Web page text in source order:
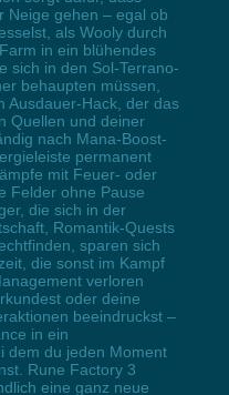
Neige gehen – egal ob
als Wooly durch
in ein blühendes
sich in den Sol-Terrano-
behaupten müssen,
Ausdauer-Hack, der das
Quellen und deiner
nach Mana-Boost-
permanent
mit Feuer- oder
Felder ohne Pause
die sich in der
Romantik-Quests
sparen sich
die sonst im Kampf
verloren
oder deine
beeindruckst –
in ein
dem du jeden Moment
Rune Factory 3
eine ganz neue